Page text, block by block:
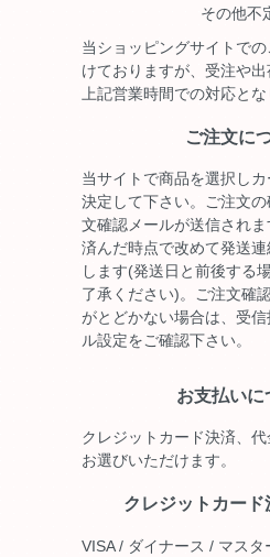
その他不
当ショッピングサイトで
けておりますが、受注や
上記営業時間での対応とな
ご注文に
当サイトで商品を選択し
決定して下さい。ご注文
文確認メールが送信され
済んだ時点で改めて発送
します(発送日と前後する
了承ください)。ご注文確
がとどかない場合は、受
ル設定をご確認下さい。
お支払いに
クレジットカード決済、
お選びいただけます。
クレジットカード
VISA / ダイナース / マスタ